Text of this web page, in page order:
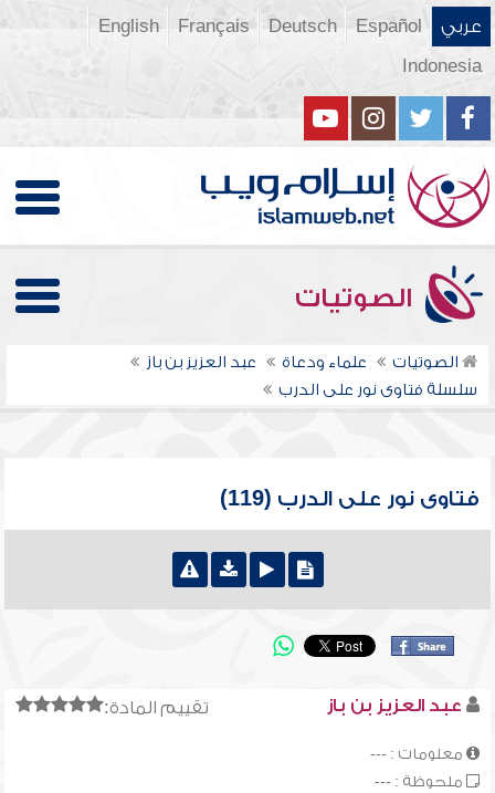
عربي Español
Deutsch
Français
English
Indonesia
الصوتيات
الصوتيات علماء ودعاة
عبد العزيز بن باز
سلسلة فتاوى نور على الدرب
فتاوى نور على الدرب (119)
تقييم المادة: عبد العزيز بن باز
معلومات : ---
ملحوظة : ---